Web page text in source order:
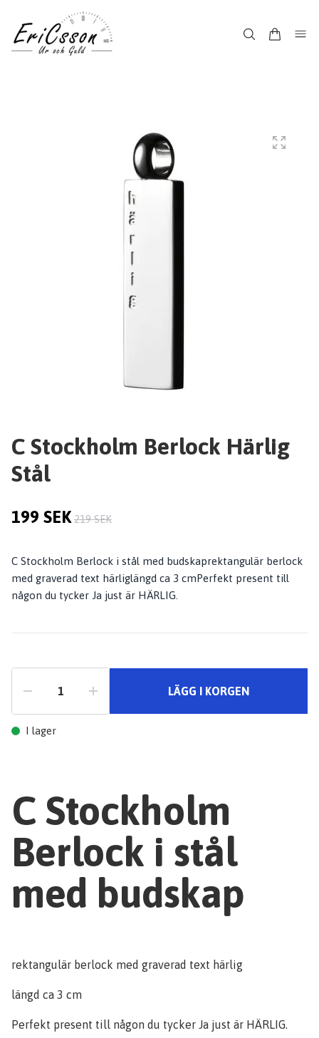
C Stockholm Berlock Härlig
Stål
199 SEK 219 SEK
C Stockholm Berlock i stål med budskaprektangulär berlock
med graverad text härliglängd ca 3 cmPerfekt present till
någon du tycker Ja just är HÄRLIG.
LÄGG I KORGEN
I lager
C Stockholm
Berlock i stål
med budskap
rektangulär berlock med graverad text härlig
längd ca 3 cm
Perfekt present till någon du tycker Ja just är HÄRLIG.